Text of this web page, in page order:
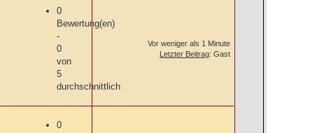
0
Bewertung(en)
-
0
von
5
durchschnittlich
Vor weniger als 1 Minute
Letzter Beitrag: Gast
0